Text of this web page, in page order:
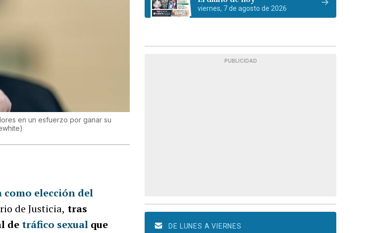
en un esfuerzo por ganar su
)
elección del
de Justicia, tras
de tráfico sexual que
viernes, 7 de agosto de 2026
PUBLICIDAD
DE LUNES A VIERNES